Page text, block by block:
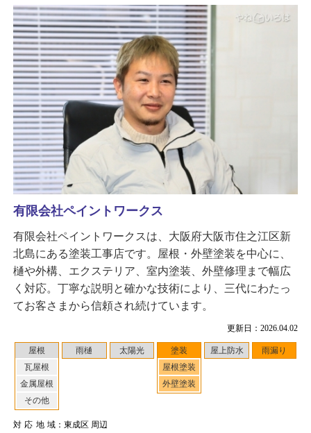
更新日：2026.04.02
屋根
瓦屋根
金属屋根
その他
雨樋 太陽光
塗装
屋根塗装
外壁塗装
屋上防水 雨漏り
対応地域：東成区 周辺
有限会社ペイントワークス
有限会社ペイントワークスは、大阪府大阪市住之江区新
北島にある塗装工事店です。屋根・外壁塗装を中心に、
樋や外構、エクステリア、室内塗装、外壁修理まで幅広
く対応。丁寧な説明と確かな技術により、三代にわたっ
てお客さまから信頼され続けています。